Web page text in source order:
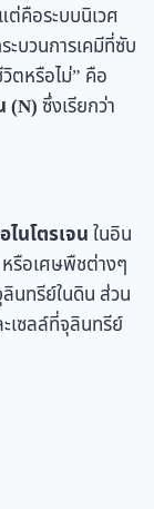
ต่คือระบบนิเวศ
บวนการเคมีที่ซับ
ตหรือไม่” คือ
(N)ซึ่งเรียกว่า
นโตรเจนในอิน
รือเศษพืชต่างๆ
นทรีย์ในดิน ส่วน
เซลล์ที่จุลินทรีย์